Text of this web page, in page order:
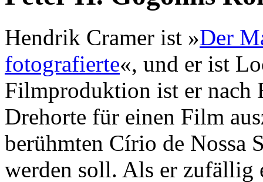
Hendrik Cramer ist »Der
fotografierte«, und er ist
Filmproduktion ist er nach
Drehorte für einen Film
berühmten Círio de Nossa
werden soll. Als er